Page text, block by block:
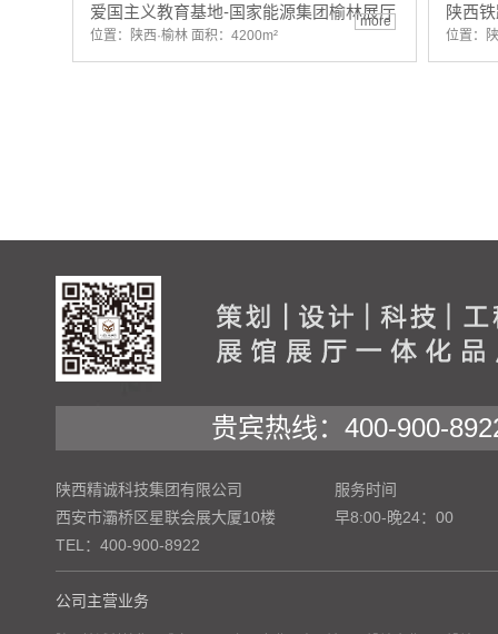
爱国主义教育基地-国家能源集团榆林展厅
位置：陕西·榆林 面积：4200m²
more 陕西
位置：
贵宾热线：400-900-
陕西精诚科技集团有限公司
西安市灞桥区星联会展大厦10楼
TEL：400-900-8922
服务时间
早8:00-晚24：00
公司主营业务